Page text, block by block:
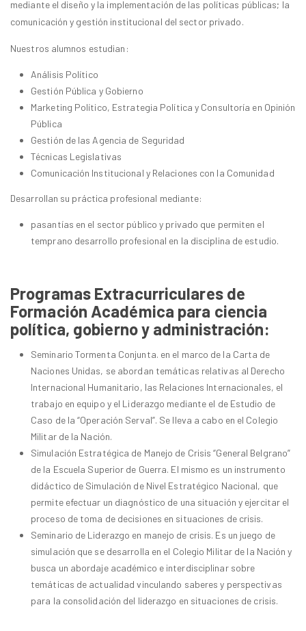
mediante el diseño y la implementación de las políticas públicas; la
comunicación y gestión institucional del sector privado.
Nuestros alumnos estudian:
Análisis Político
Gestión Pública y Gobierno
Marketing Político, Estrategia Política y Consultoría en Opinión
Pública
Gestión de las Agencia de Seguridad
Técnicas Legislativas
Comunicación Institucional y Relaciones con la Comunidad
Desarrollan su práctica profesional mediante:
pasantías en el sector público y privado que permiten el
temprano desarrollo profesional en la disciplina de estudio.
Programas Extracurriculares de
Formación Académica para ciencia
política, gobierno y administración:
Seminario Tormenta Conjunta. en el marco de la Carta de
Naciones Unidas, se abordan temáticas relativas al Derecho
Internacional Humanitario, las Relaciones Internacionales, el
trabajo en equipo y el Liderazgo mediante el de Estudio de
Caso de la “Operación Serval”. Se lleva a cabo en el Colegio
Militar de la Nación.
Simulación Estratégica de Manejo de Crisis “General Belgrano”
de la Escuela Superior de Guerra. El mismo es un instrumento
didáctico de Simulación de Nivel Estratégico Nacional, que
permite efectuar un diagnóstico de una situación y ejercitar el
proceso de toma de decisiones en situaciones de crisis.
Seminario de Liderazgo en manejo de crisis. Es un juego de
simulación que se desarrolla en el Colegio Militar de la Nación y
busca un abordaje académico e interdisciplinar sobre
temáticas de actualidad vinculando saberes y perspectivas
para la consolidación del liderazgo en situaciones de crisis.